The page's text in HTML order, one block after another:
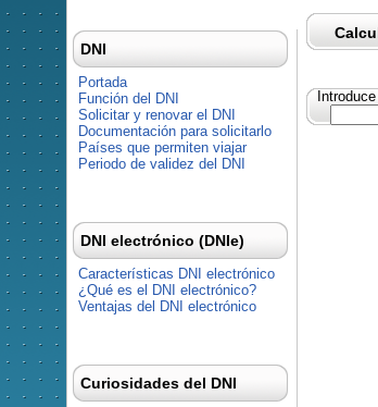
DNI
Portada
Función del DNI
Solicitar y renovar el DNI
Documentación para solicitarlo
Países que permiten viajar
Periodo de validez del DNI
DNI electrónico (DNIe)
Características DNI electrónico
¿Qué es el DNI electrónico?
Ventajas del DNI electrónico
Curiosidades del DNI